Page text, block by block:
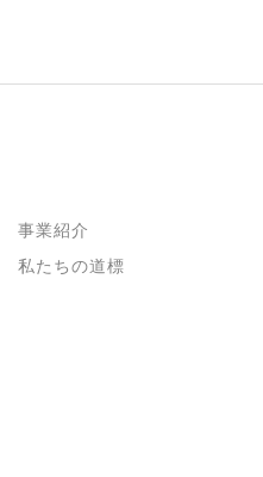
事業紹介
私たちの道標